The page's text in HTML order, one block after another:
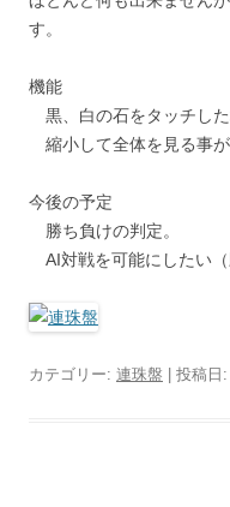
す。
機能
黒、白の石をタッチした
縮小して全体を見る事が
今後の予定
勝ち負けの判定。
AI対戦を可能にしたい（
カテゴリー: 連珠盤 | 投稿日: